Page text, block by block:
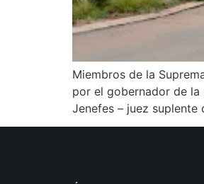
Miembros de la
por el gobernador de la
Jenefes – juez suplente